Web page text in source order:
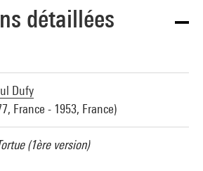
détaillées
Dufy
France - 1953, France)
(1ère version)